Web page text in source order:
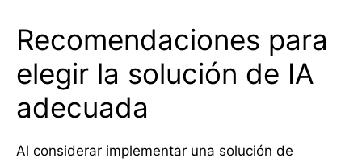
Recomendaciones para
elegir la solución de IA
adecuada
Al considerar implementar una solución de